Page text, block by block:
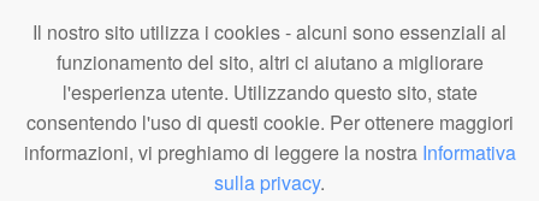
Il nostro sito utilizza i cookies - alcuni sono essenziali al
funzionamento del sito, altri ci aiutano a migliorare
l'esperienza utente. Utilizzando questo sito, state
consentendo l'uso di questi cookie. Per ottenere maggiori
informazioni, vi preghiamo di leggere la nostra Informativa
sulla privacy.
italiaNATURISTA
Editore e Redazione
A.N.ITA. Associazione Naturista Italiana (APS)
C.F. 80203710159
© A.N.ITA. - Tutto il materiale pubblicato in questo sito è di proprietà di